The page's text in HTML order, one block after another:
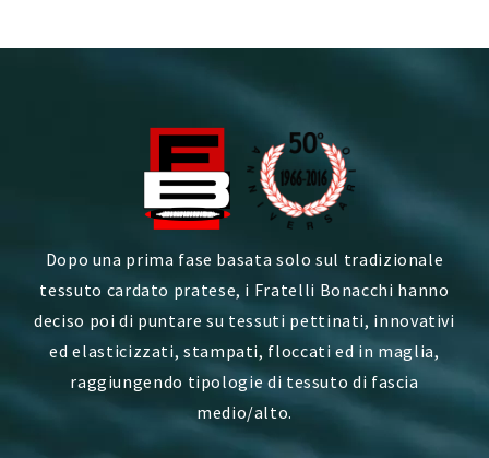
Dopo una prima fase basata solo sul tradizionale
tessuto cardato pratese, i Fratelli Bonacchi hanno
deciso poi di puntare su tessuti pettinati, innovativi
ed elasticizzati, stampati, floccati ed in maglia,
raggiungendo tipologie di tessuto di fascia
medio/alto.